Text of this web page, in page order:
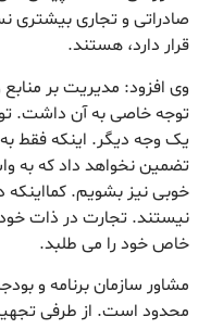
صادراتی و تجاری بیشتری
قرار دارد، هستند.
وی افزود: مدیریت بر
توجه خاصی به آن داشت.
یک وجه دیگر. اینکه فقط
تضمین نخواهد داد که به
خوبی نیز بشویم. کمااینکه
نیستند. تجارت در ذات
خاص خود را می طلبد.
مشاور سازمان برنامه و
محدود است. از طرفی